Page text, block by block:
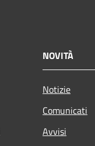
NOVITÀ
Notizie
Comunicati
Avvisi